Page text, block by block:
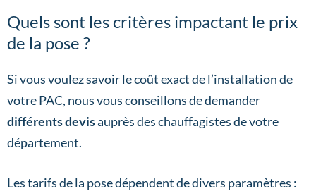
Quels sont les critères impactant le prix
de la pose ?
Si vous voulez savoir le coût exact de l’installation de
votre PAC, nous vous conseillons de demander
différents devisauprès des chauffagistes de votre
département.
Les tarifs de la pose dépendent de divers paramètres :